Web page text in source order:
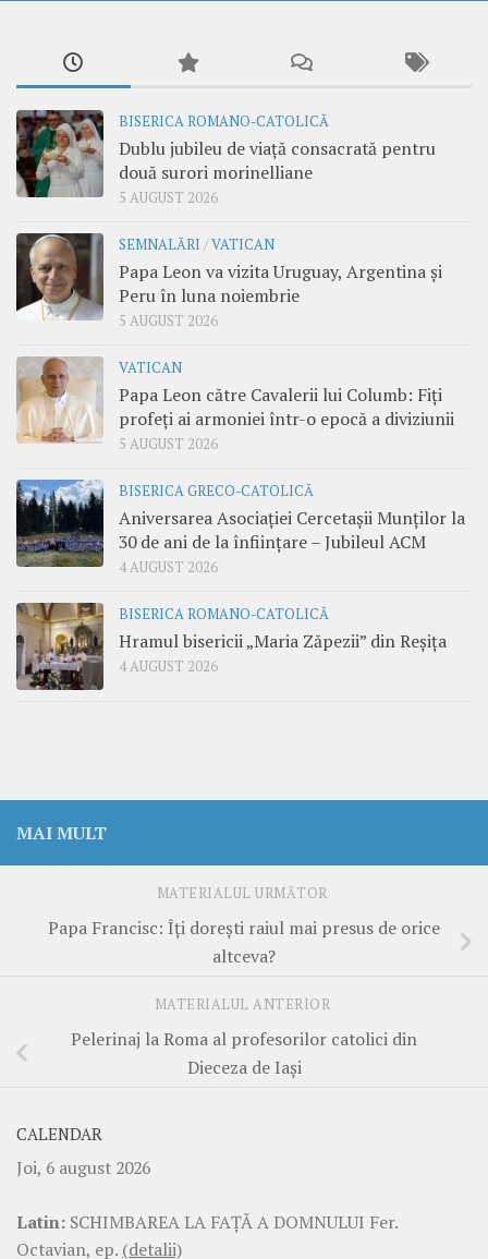
BISERICA ROMANO-CATOLICĂ
Dublu jubileu de viață consacrată pentru
două surori morinelliane
5 AUGUST 2026
SEMNALĂRI /VATICAN
Papa Leon va vizita Uruguay, Argentina și
Peru în luna noiembrie
5 AUGUST 2026
VATICAN
Papa Leon către Cavalerii lui Columb: Fiți
profeți ai armoniei într-o epocă a diviziunii
5 AUGUST 2026
BISERICA GRECO-CATOLICĂ
Aniversarea Asociației Cercetașii Munților la
30 de ani de la înființare – Jubileul ACM
4 AUGUST 2026
BISERICA ROMANO-CATOLICĂ
Hramul bisericii „Maria Zăpezii” din Reșița
4 AUGUST 2026
MAI MULT
MATERIALUL URMĂTOR
Papa Francisc: Îți dorești raiul mai presus de orice
altceva?
MATERIALUL ANTERIOR
Pelerinaj la Roma al profesorilor catolici din
Dieceza de Iași
CALENDAR
Joi, 6 august 2026
Latin: SCHIMBAREA LA FAŢĂ A DOMNULUI Fer.
Octavian, ep. (detalii)